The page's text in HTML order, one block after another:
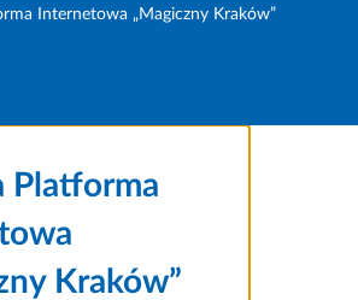
Internetowa „Magiczny Kraków”
Platforma
Kraków”